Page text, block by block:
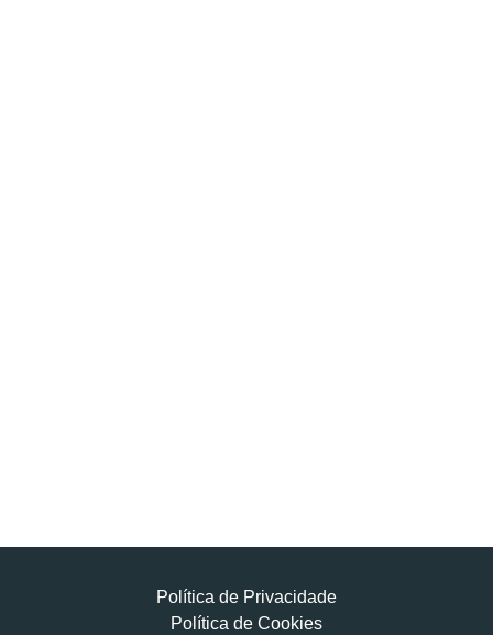
Política de Privacidade
Política de Cookies